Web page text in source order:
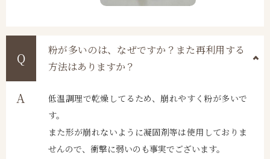
粉が多いのは、なぜですか？また再利用する
方法はありますか？
低温調理で乾燥してるため、崩れやすく粉が多いで
す。
また形が崩れないように凝固剤等は使用しておりま
せんので、衝撃に弱いのも事実でございます。